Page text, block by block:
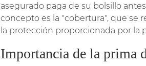
asegurado paga de su bolsillo
concepto es la "cobertura", que se
la protección proporcionada por la
Importancia de la prima